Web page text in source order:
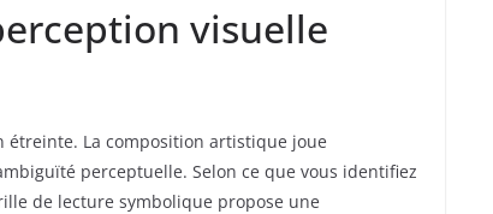
visuelle
étreinte. La composition artistique joue
perceptuelle. Selon ce que vous identifiez
de lecture symbolique propose une